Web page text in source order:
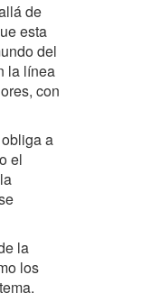
de
esta
del
la línea
con
a
el
la
los